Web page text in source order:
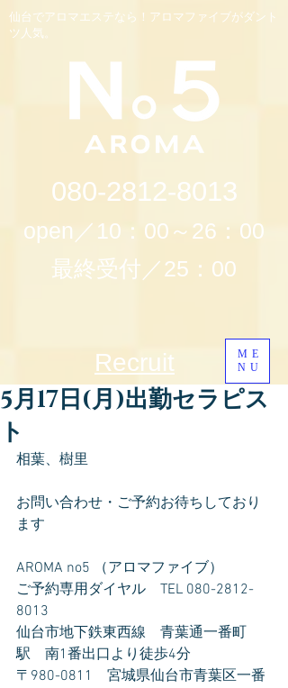
仙台でアロマエステなら！アロマファイブがダント
ツ人気。
080-2812-8013
open／10：00～26：00
最終受付／25：00
ME
NU
Recruit
5月17日(月)出勤セラピス
ト
相葉、樹里
お問い合わせ・ご予約お待ちしており
ます
AROMA no5 （アロマファイブ）
ご予約専用ダイヤル　TEL 080-2812-
8013
仙台市地下鉄東西線　青葉通一番町
駅　南1番出口より徒歩4分
〒980-0811　宮城県仙台市青葉区一番